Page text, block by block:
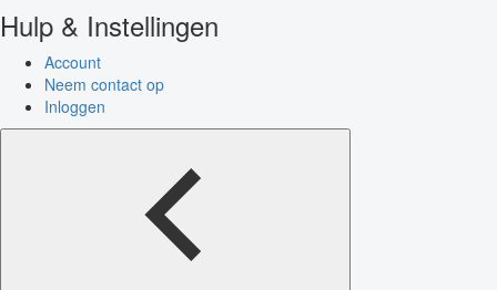
Hulp & Instellingen
Account
Neem contact op
Inloggen